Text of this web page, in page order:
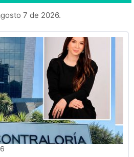
7 de 2026.